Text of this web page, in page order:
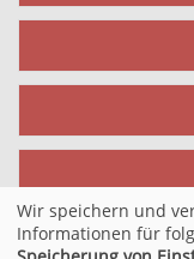
Wir speichern und
Informationen für